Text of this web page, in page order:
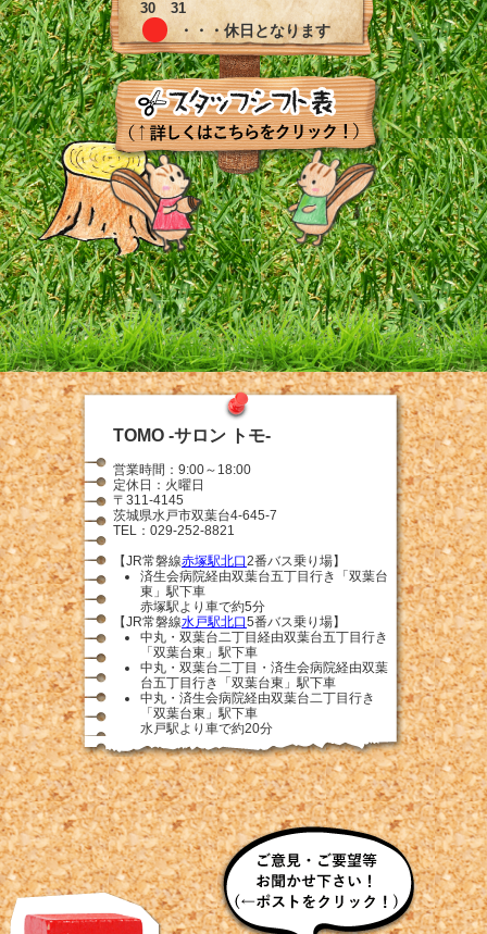
30
31
・・・休日となります
TOMO -サロン トモ-
営業時間：9:00～18:00
定休日：火曜日
〒311-4145
茨城県水戸市双葉台4-645-7
TEL：029-252-8821
【JR常磐線赤塚駅北口2番バス乗り場】
済生会病院経由双葉台五丁目行き「双葉台
東」駅下車
赤塚駅より車で約5分
【JR常磐線水戸駅北口5番バス乗り場】
中丸・双葉台二丁目経由双葉台五丁目行き
「双葉台東」駅下車
中丸・双葉台二丁目・済生会病院経由双葉
台五丁目行き「双葉台東」駅下車
中丸・済生会病院経由双葉台二丁目行き
「双葉台東」駅下車
水戸駅より車で約20分